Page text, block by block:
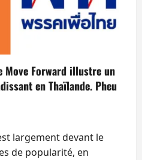
Move Forward illustre un
en Thaïlande. Pheu
largement devant le
de popularité, en